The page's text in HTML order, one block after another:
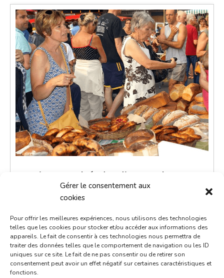
Gérer le consentement aux
cookies
Pour offrir les meilleures expériences, nous utilisons des technologies
telles que les cookies pour stocker et/ou accéder aux informations des
appareils. Le fait de consentir à ces technologies nous permettra de
traiter des données telles que le comportement de navigation ou les ID
uniques sur ce site. Le fait de ne pas consentir ou de retirer son
consentement peut avoir un effet négatif sur certaines caractéristiques et
fonctions.
Petit marché du dimanche
10 septembre 2028
Place de la République
Marchés
Le petit marché du dimanche est un moment de